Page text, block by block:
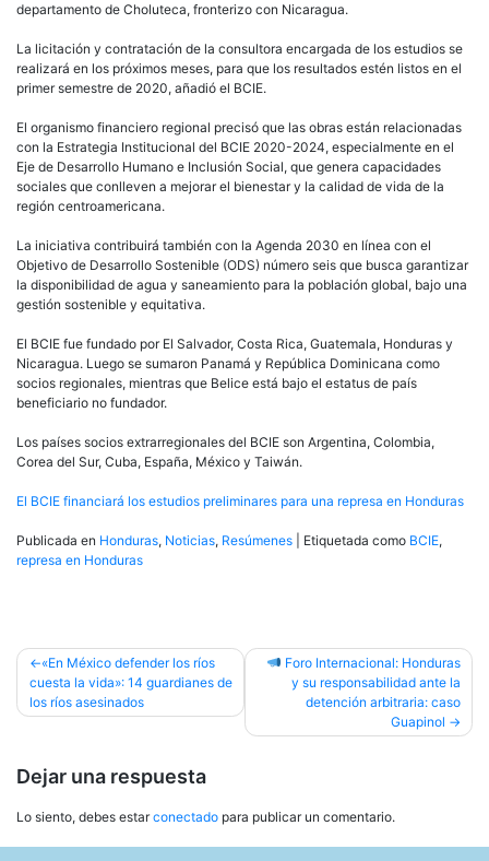
departamento de Choluteca, fronterizo con Nicaragua.
La licitación y contratación de la consultora encargada de los estudios se
realizará en los próximos meses, para que los resultados estén listos en el
primer semestre de 2020, añadió el BCIE.
El organismo financiero regional precisó que las obras están relacionadas
con la Estrategia Institucional del BCIE 2020-2024, especialmente en el
Eje de Desarrollo Humano e Inclusión Social, que genera capacidades
sociales que conlleven a mejorar el bienestar y la calidad de vida de la
región centroamericana.
La iniciativa contribuirá también con la Agenda 2030 en línea con el
Objetivo de Desarrollo Sostenible (ODS) número seis que busca garantizar
la disponibilidad de agua y saneamiento para la población global, bajo una
gestión sostenible y equitativa.
El BCIE fue fundado por El Salvador, Costa Rica, Guatemala, Honduras y
Nicaragua. Luego se sumaron Panamá y República Dominicana como
socios regionales, mientras que Belice está bajo el estatus de país
beneficiario no fundador.
Los países socios extrarregionales del BCIE son Argentina, Colombia,
Corea del Sur, Cuba, España, México y Taiwán.
El BCIE financiará los estudios preliminares para una represa en Honduras
Publicada en Honduras, Noticias, Resúmenes Etiquetada como BCIE,
represa en Honduras
Navegación
de
«En México defender los ríos
cuesta la vida»: 14 guardianes de
los ríos asesinados
Foro Internacional: Honduras
y su responsabilidad ante la
detención arbitraria: caso
Guapinol
Dejar una respuesta
Lo siento, debes estarconectado para publicar un comentario.